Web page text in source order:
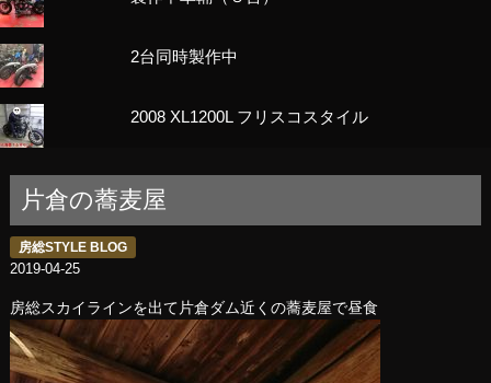
2台同時製作中
2008 XL1200L フリスコスタイル
片倉の蕎麦屋
房総STYLE BLOG
2019-04-25
房総スカイラインを出て片倉ダム近くの蕎麦屋で昼食